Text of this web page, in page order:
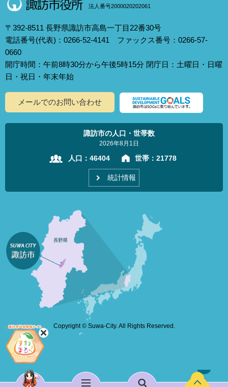
法人番号2000020202061
〒392-8511 長野県諏訪市高島一丁目22番30号
電話番号(代表)：0266-52-4141 ファックス番号：0266-57-
0660
開庁時間：午前8時30分から午後5時15分 閉庁日：土曜日・日曜
日・祝日・年末年始
メールでのお問い合わせ
諏訪市の人口・世帯数
2026年8月1日
人口： 46404 世帯： 21778
統計情報
Copyright © Suwa-City. All Rights Reserved.